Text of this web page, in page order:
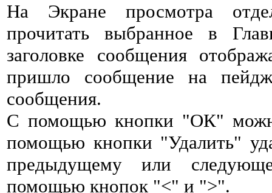
На Экране просмотра
прочитать выбранное в
заголовке сообщения
пришло сообщение на
сообщения.
С помощью кнопки "ОК"
помощью кнопки "Удалить"
предыдущему или
помощью кнопок "<" и ">".